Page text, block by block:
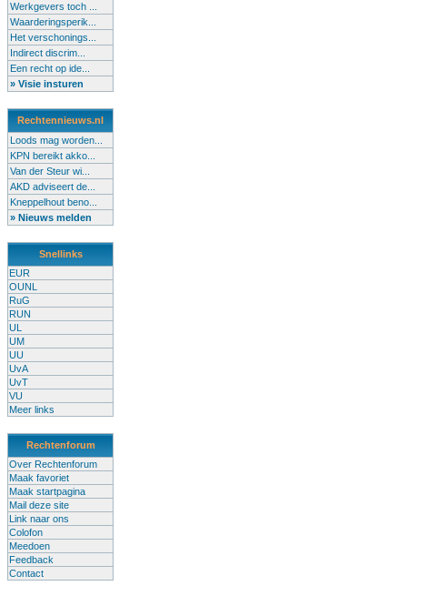
Werkgevers toch ...
Waarderingsperik...
Het verschonings...
Indirect discrim...
Een recht op ide...
» Visie insturen
Rechtennieuws.nl
Loods mag worden...
KPN bereikt akko...
Van der Steur wi...
AKD adviseert de...
Kneppelhout beno...
» Nieuws melden
Snellinks
EUR
OUNL
RuG
RUN
UL
UM
UU
UvA
UvT
VU
Meer links
Rechtenforum
Over Rechtenforum
Maak favoriet
Maak startpagina
Mail deze site
Link naar ons
Colofon
Meedoen
Feedback
Contact